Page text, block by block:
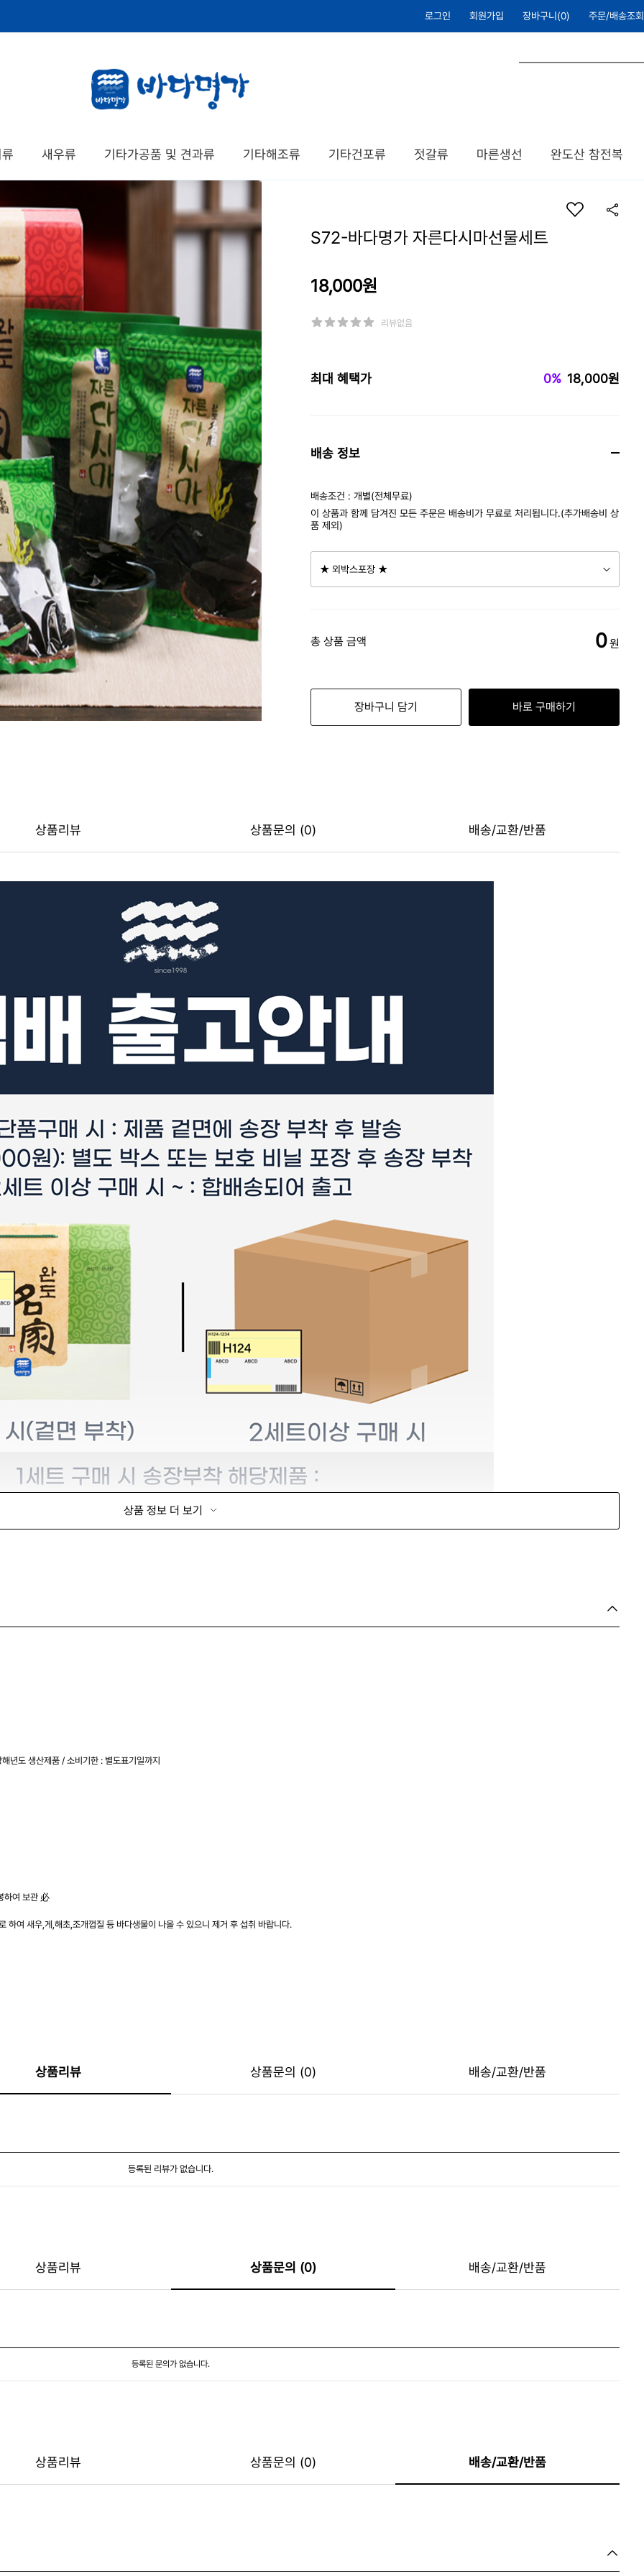
로그인 회원가입 장바구니(0) 주문/배송조회
새우류 기타가공품 및 견과류 기타해조류 기타건포류 젓갈류 마른생선 완도산 참전복
S72-바다명가 자른다시마선물세트
18,000원
리뷰없음
최대 혜택가 0% 18,000원
배송 정보
배송조건 : 개별(전체무료)
이 상품과 함께 담겨진 모든 주문은 배송비가 무료로 처리됩니다.(추가배송비 상
품 제외)
총 상품 금액 0원
장바구니 담기 바로 구매하기
상품리뷰 상품문의 (0) 배송/교환/반품
상품 정보 더 보기
년도 생산제품 / 소비기한 : 별도표기일까지
하여 보관 必
하여 새우,게,해초,조개껍질 등 바다생물이 나올 수 있으니 제거 후 섭취 바랍니다.
상품리뷰 상품문의 (0) 배송/교환/반품
등록된 리뷰가 없습니다.
상품리뷰 상품문의 (0) 배송/교환/반품
등록된 문의가 없습니다.
상품리뷰 상품문의 (0) 배송/교환/반품